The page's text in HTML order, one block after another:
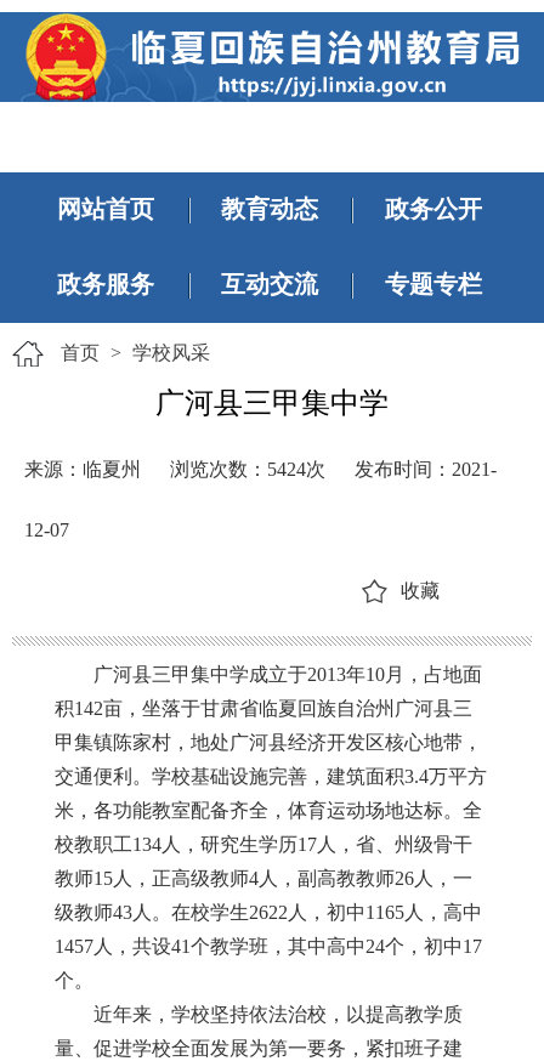
网站首页 教育动态 政务公开
政务服务 互动交流 专题专栏
首页 > 学校风采
广河县三甲集中学
来源：临夏州 浏览次数： 5424次 发布时间：2021-
12-07
收藏
广河县三甲集中学成立于2013年10月，占地面
积142亩， 坐落于甘肃省临夏回族自治州广河县三
甲集镇陈家村，地处广河县经济开发区核心地带，
交通便利 。学校基础设施完善 ，建筑面积3.4万平方
米 ， 各功能教室配备齐全 ， 体育运动场地达标。全
校教职工134 人，研究生学历17 人，省、州级骨干
教师15 人，正高级教师4 人，副高教教师26 人，一
级教师43 人 。在校学生2622 人， 初中1165 人，高中
1457 人， 共设41个教学班 ，其中高中24个，初中17
个。
近年来，学校坚持依法治校，以提高教学质
量、促进学校全面发展为第一要务，紧扣班子建